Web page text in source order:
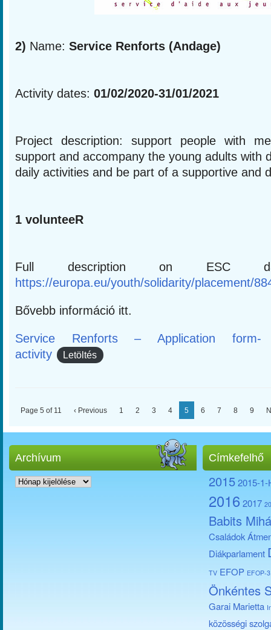
2) Name: Service Renforts (Andage)
Activity dates: 01/02/2020-31/01/2021
Project description: support people with
support and accompany the young adults with
daily activities and be part of a supportive and
1 volunteeR
Full description on ESC
https://europa.eu/youth/solidarity/placement/
Bővebb információ itt.
Service Renforts – Application form-
activity
Letöltés
Page 5 of 11 ‹ Previous 1 2 3 4 5 6 7 8 9
Archívum
Archívum
Címkefelhő
20152015-1-
2016 2017
Babits
Családok
Diákparlament
TV EFOP EFOP-
Önkéntes
Garai Marietta
közösségi